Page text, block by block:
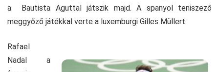
a Bautista Aguttal játszik majd. A spanyol teniszező
meggyőző játékkal verte a luxemburgi Gilles Müllert.
Rafael
Nadal a